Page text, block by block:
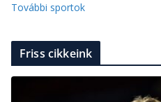
További sportok
Friss cikkeink